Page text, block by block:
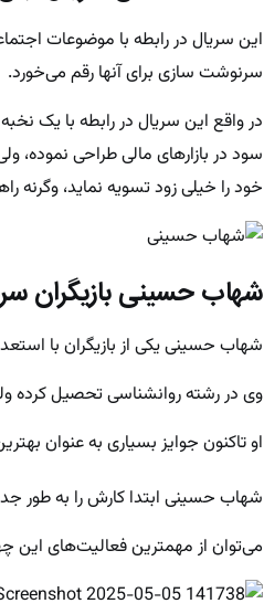
این سریال در رابطه با موضوعات
سرنوشت سازی برای آنها رقم می‌خورد.
در واقع این سریال در رابطه با یک
سود در بازارهای مالی طراحی نموده،
خود را خیلی زود تسویه نماید، وگرنه
شهاب حسینیبازیگران
شهاب حسینی یکی از بازیگران با استعداد مطرح ایرانی است که
وی در رشته روانشناسی تحصیل کرده
او تاکنون جوایز بسیاری به عنوان
شهاب حسینی ابتدا کارش را به طور
می‌توان از مهمترین فعالیت‌های این